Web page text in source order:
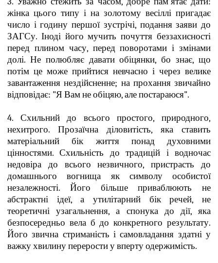
жінка цього типу і на золотому весіллі пригадає
число і годину першої зустрічі, подання заяви до
ЗАГСу. Іноді його мучить почуття беззахисності
перед плином часу, перед поворотами і змінами
долі. Не полюбляє давати обіцянки, бо знає, що
потім це може прийтися невчасно і через велике
завантаження нездійсненне; на прохання звичайно
відповідає: "Я Вам не обіцяю, але постараюся".
4. Схильний до всього простого, природного,
нехитрого. Прозаїчна діловитість, яка ставить
матеріальний бік життя понад духовними
цінностями. Схильність до традицій і водночас
недовіра до всього незвичного, пристрасть до
домашнього вогнища як символу особистої
незалежності. Його більше приваблюють не
абстрактні ідеї, а утилітарний бік речей, не
теоретичні узагальнення, а спонука до дії, яка
безпосередньо вела б до конкретного результату.
Його звична стриманість і самовладання здатні у
важку хвилину перерости у вперту одержимість.